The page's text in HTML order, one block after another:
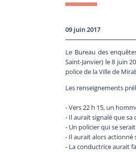
09 juin 2017
Le Bureau des
Saint-Janvier) le 8 juin
police de la Ville de
Les renseignements
- Vers 22 h 15, un
- Il aurait signalé que
- Un policier qui se
- Il aurait alors
- La conductrice aurait